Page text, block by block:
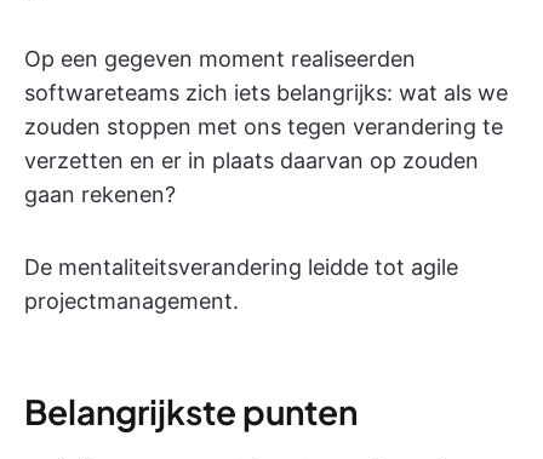
Op een gegeven moment realiseerden
softwareteams zich iets belangrijks: wat als we
zouden stoppen met ons tegen verandering te
verzetten en er in plaats daarvan op zouden
gaan rekenen?
De mentaliteitsverandering leidde tot agile
projectmanagement.
Belangrijkste punten